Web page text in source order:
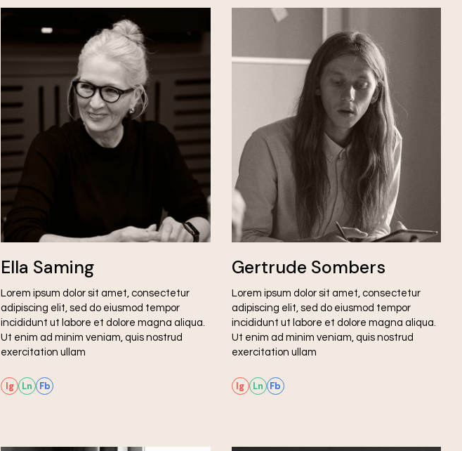
Ella Saming
Lorem ipsum dolor sit amet, consectetur
adipiscing elit, sed do eiusmod tempor
incididunt ut labore et dolore magna aliqua.
Ut enim ad minim veniam, quis nostrud
exercitation ullam
Ig Ln Fb
Gertrude Sombers
Lorem ipsum dolor sit amet, consectetur
adipiscing elit, sed do eiusmod tempor
incididunt ut labore et dolore magna aliqua.
Ut enim ad minim veniam, quis nostrud
exercitation ullam
Ig Ln Fb